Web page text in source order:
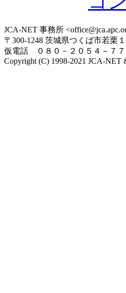
JCA-NET 事務所
〒300-1248 茨城県つくば市若
仮電話 ０８０－２０５４－７７
Copyright (C) 1998-2021 JCA-NET